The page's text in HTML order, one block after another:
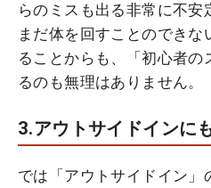
らのミスも出る非常に不安
まだ体を回すことのでき
ることからも、「初心者
るのも無理はありません。
3.アウトサイドインに
では「アウトサイドイン」